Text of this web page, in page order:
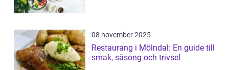
08 november 2025
Restaurang i Mölndal: En guide till
smak, säsong och trivsel